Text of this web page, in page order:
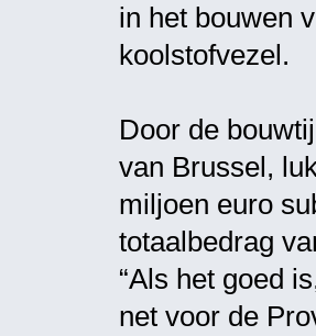
in het bouwen
koolstofvezel.
Door de
van Brussel,
miljoen euro
totaalbedrag
“Als het goed
net voor de